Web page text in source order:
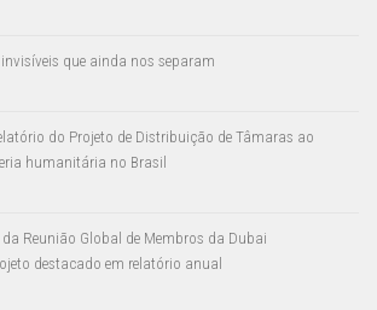
que ainda nos separam
do Projeto de Distribuição de Tâmaras ao
humanitária no Brasil
da Reunião Global de Membros da Dubai
destacado em relatório anual